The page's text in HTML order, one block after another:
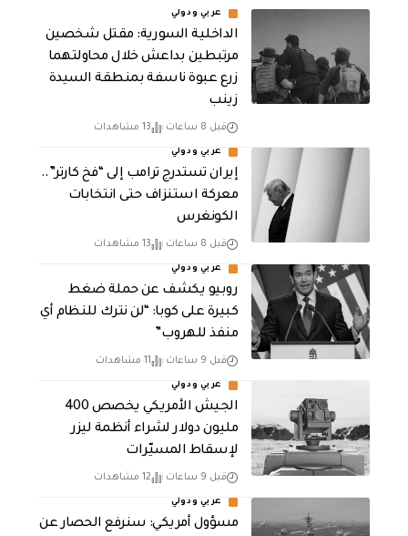
عربي ودولي
الداخلية السورية: مقتل شخصين
مرتبطين بداعش خلال محاولتهما
زرع عبوة ناسفة بمنطقة السيدة
زينب
قبل 8 ساعات 13 مشاهدات
عربي ودولي
إيران تستدرج ترامب إلى “فخ كارتر”..
معركة استنزاف حتى انتخابات
الكونغرس
قبل 8 ساعات 13 مشاهدات
عربي ودولي
روبيو يكشف عن حملة ضغط
كبيرة على كوبا: “لن نترك للنظام أي
منفذ للهروب”
قبل 9 ساعات 11 مشاهدات
عربي ودولي
الجيش الأمريكي يخصص 400
مليون دولار لشراء أنظمة ليزر
لإسقاط المسيّرات
قبل 9 ساعات 12 مشاهدات
عربي ودولي
مسؤول أمريكي: سنرفع الحصار عن